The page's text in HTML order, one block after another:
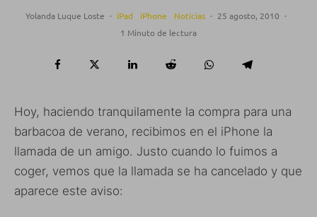
Yolanda Luque Loste · iPad iPhone Noticias · 25 agosto, 2010 ·
1 Minuto de lectura
Hoy, haciendo tranquilamente la compra para una
barbacoa de verano, recibimos en el iPhone la
llamada de un amigo. Justo cuando lo fuimos a
coger, vemos que la llamada se ha cancelado y que
aparece este aviso: